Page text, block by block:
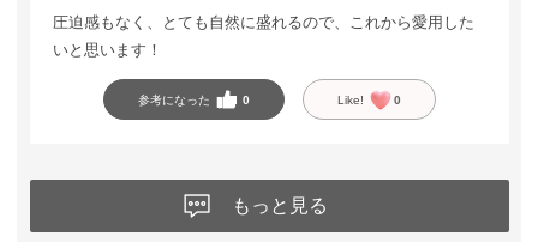
圧迫感もなく、とても自然に盛れるので、これから愛用した
いと思います！
参考になった 0 Like! 0
もっと見る